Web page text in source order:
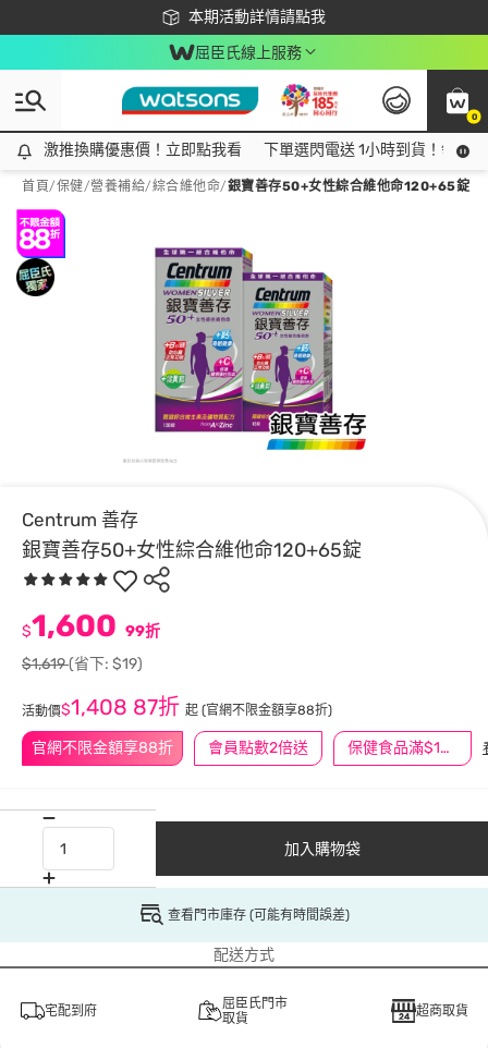
本期活動詳情請點我
下載app最高回饋$350
屈臣氏線上服務
0
激推換購優惠價！立即點我看
激推換購優惠價！立即點我看 下單選閃電送 1小時到貨！領神
首頁/保健/營養補給/綜合維他命/銀寶善存50+女性綜合維他命120+65錠
Centrum 善存
銀寶善存50+女性綜合維他命120+65錠
官網不限金額享88折 會員點數2倍送 保健食品滿$1200送$100
$1,600 99折
$1,619(省下: $19)
活動價$1,408 87折 起 (官網不限金額享88折)
加入購物袋
查看門市庫存 (可能有時間誤差)
配送方式
宅配到府
屈臣氏門市
取貨
超商取貨